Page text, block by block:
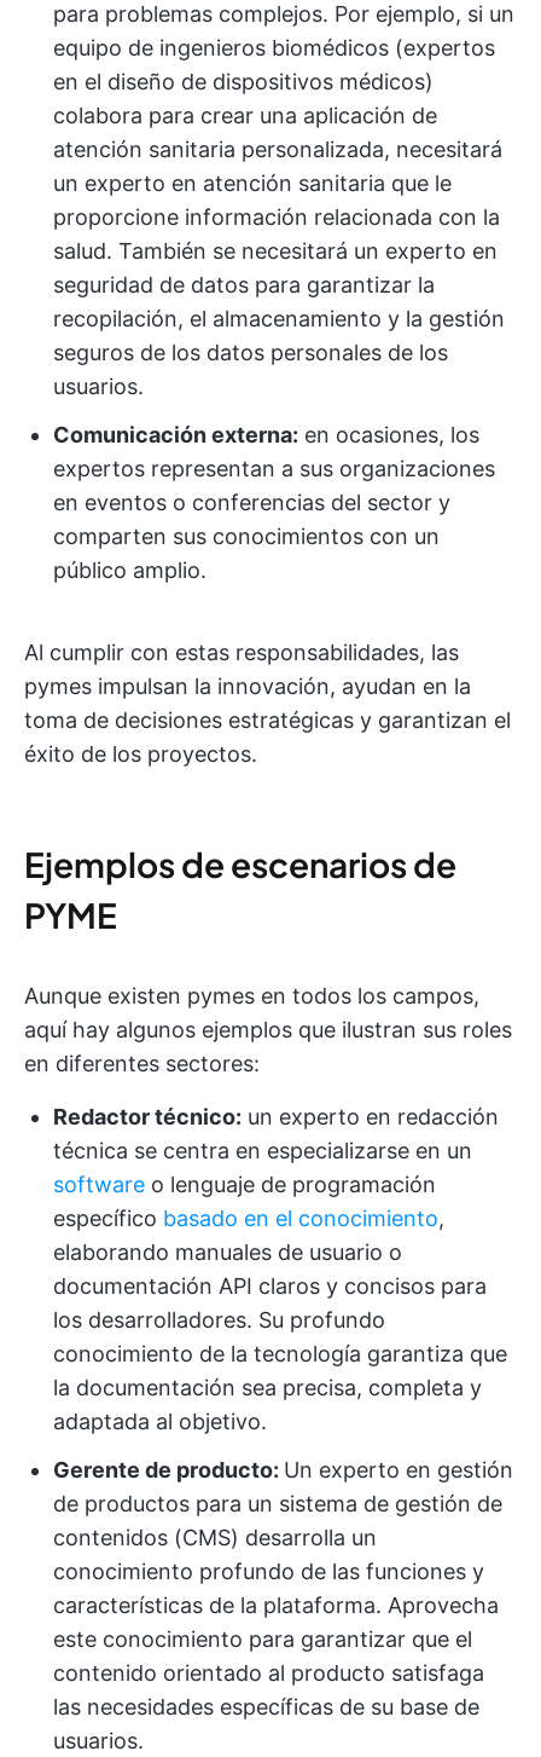
para problemas complejos. Por ejemplo, si un
equipo de ingenieros biomédicos (expertos
en el diseño de dispositivos médicos)
colabora para crear una aplicación de
atención sanitaria personalizada, necesitará
un experto en atención sanitaria que le
proporcione información relacionada con la
salud. También se necesitará un experto en
seguridad de datos para garantizar la
recopilación, el almacenamiento y la gestión
seguros de los datos personales de los
usuarios.
Comunicación externa: en ocasiones, los
expertos representan a sus organizaciones
en eventos o conferencias del sector y
comparten sus conocimientos con un
público amplio.
Al cumplir con estas responsabilidades, las
pymes impulsan la innovación, ayudan en la
toma de decisiones estratégicas y garantizan el
éxito de los proyectos.
Ejemplos de escenarios de
PYME
Aunque existen pymes en todos los campos,
aquí hay algunos ejemplos que ilustran sus roles
en diferentes sectores:
Redactor técnico: un experto en redacción
técnica se centra en especializarse en un
software o lenguaje de programación
específico basado en el conocimiento,
elaborando manuales de usuario o
documentación API claros y concisos para
los desarrolladores. Su profundo
conocimiento de la tecnología garantiza que
la documentación sea precisa, completa y
adaptada al objetivo.
Gerente de producto: Un experto en gestión
de productos para un sistema de gestión de
contenidos (CMS) desarrolla un
conocimiento profundo de las funciones y
características de la plataforma. Aprovecha
este conocimiento para garantizar que el
contenido orientado al producto satisfaga
las necesidades específicas de su base de
usuarios.